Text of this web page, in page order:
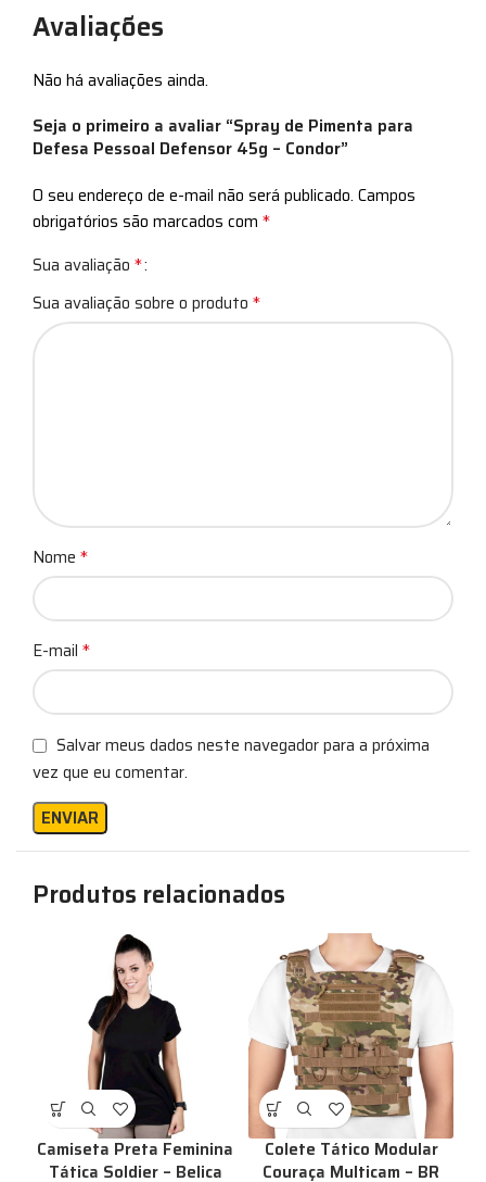
Avaliações
Não há avaliações ainda.
Seja o primeiro a avaliar “Spray de Pimenta para
Defesa Pessoal Defensor 45g – Condor”
O seu endereço de e-mail não será publicado. Campos
obrigatórios são marcados com *
Sua avaliação *
Sua avaliação sobre o produto *
Nome *
E-mail *
Salvar meus dados neste navegador para a próxima
vez que eu comentar.
Produtos relacionados
Camiseta Preta Feminina
Tática Soldier – Belica
Colete Tático Modular
Couraça Multicam – BR